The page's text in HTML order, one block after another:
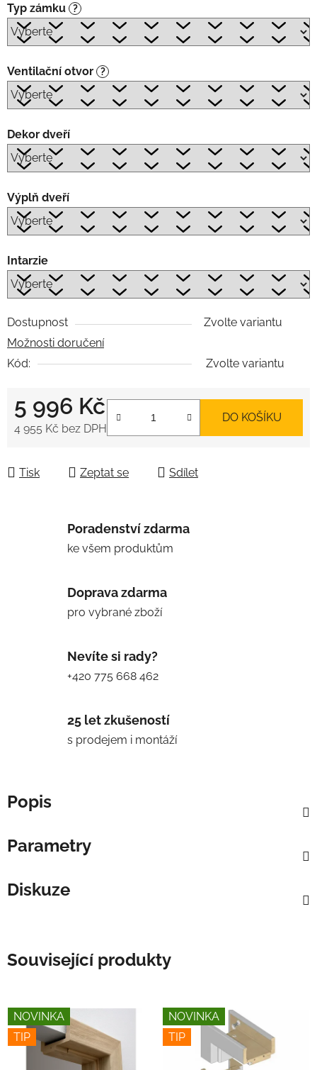
Typ zámku ?
Ventilační otvor ?
Dekor dveří
Výplň dveří
Intarzie
Dostupnost
Zvolte variantu
Možnosti doručení
Kód:
Zvolte variantu
5 996 Kč
4 955 Kč bez DPH
DO KOŠÍKU
Tisk Zeptat se Sdílet
Poradenství zdarma
ke všem produktům
Doprava zdarma
pro vybrané zboží
Nevíte si rady?
+420 775 668 462
25 let zkušeností
s prodejem i montáží
Popis
Parametry
Diskuze
Související produkty
NOVINKA
TIP
NOVINKA
TIP